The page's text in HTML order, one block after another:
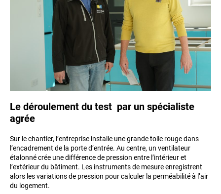
Le déroulement du test par un spécialiste
agrée
Sur le chantier, l’entreprise installe une grande toile rouge dans
l’encadrement de la porte d’entrée. Au centre, un ventilateur
étalonné crée une différence de pression entre l’intérieur et
l’extérieur du bâtiment. Les instruments de mesure enregistrent
alors les variations de pression pour calculer la perméabilité à l’air
du logement.